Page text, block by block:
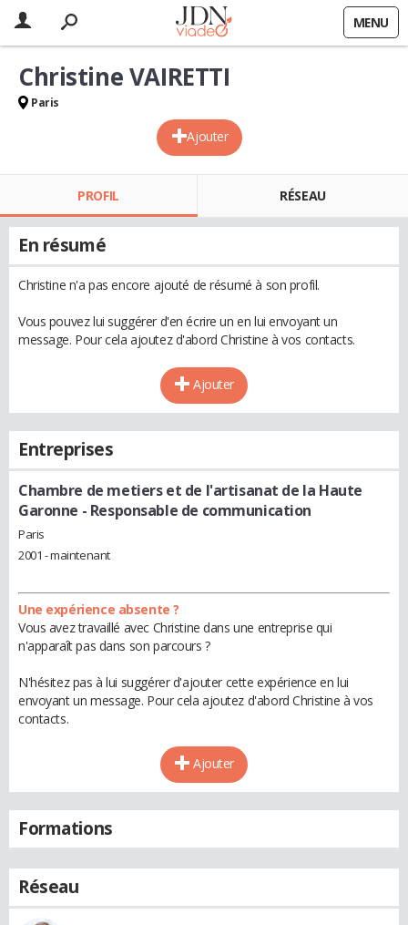
MENU
Ajouter
Christine VAIRETTI
Paris
PROFIL RÉSEAU
En résumé
Christine n'a pas encore ajouté de résumé à son profil.
Vous pouvez lui suggérer d'en écrire un en lui envoyant un
message. Pour cela ajoutez d'abord Christine à vos contacts.
Ajouter
Entreprises
Chambre de metiers et de l'artisanat de la Haute
Garonne - Responsable de communication
Paris
2001 - maintenant
Une expérience absente ?
Vous avez travaillé avec Christine dans une entreprise qui
n'apparaît pas dans son parcours ?
N'hésitez pas à lui suggérer d'ajouter cette expérience en lui
envoyant un message. Pour cela ajoutez d'abord Christine à vos
contacts.
Ajouter
Formations
Réseau